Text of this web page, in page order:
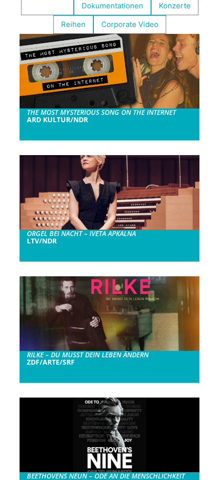
Dokumentationen
Konzerte
Reihen
Corporate Video
THE MOST MYSTERIOUS SONG ON THE INTERNET
ARD KULTUR/NDR
ORGEL BEI NACHT – IVETA APKALNA
LTV/NDR
RILKE – DU MUSST DEIN LEBEN ÄNDERN
ZDF/ARTE/SRF
BEETHOVENS NEUN – ODE AN DIE MENSCHLICHKEIT